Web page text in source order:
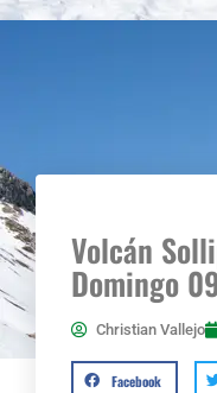
Volcán
Domingo
Christian Vallejo
Facebook